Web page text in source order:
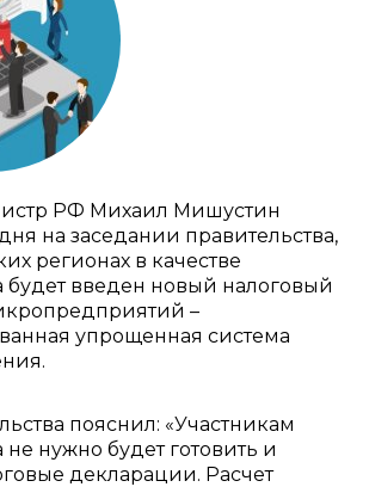
РФ Михаил Мишустин
на заседании правительства,
регионах в качестве
будет введен новый налоговый
–
упрощенная система
пояснил: «Участникам
нужно будет готовить и
декларации. Расчет